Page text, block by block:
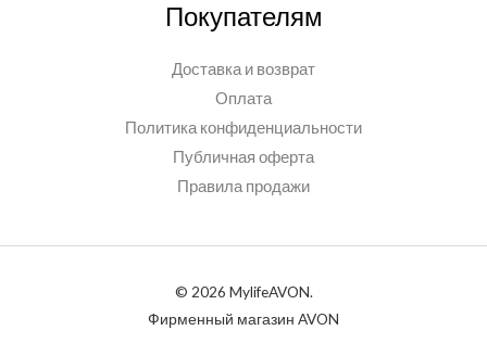
Покупателям
Доставка и возврат
Оплата
Политика конфиденциальности
Публичная оферта
Правила продажи
© 2026 MylifeAVON.
Фирменный магазин AVON